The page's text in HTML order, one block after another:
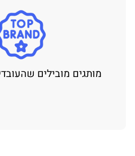
מותגים מובילים